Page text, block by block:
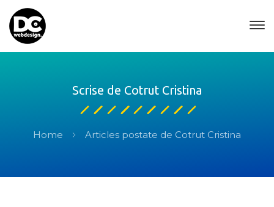
Scrise de Cotrut Cristina
Home Articles postate de Cotrut Cristina